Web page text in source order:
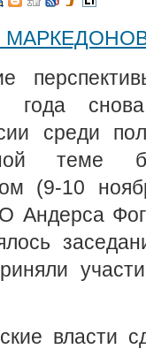
года
среди
теме
(9-10
Андерса
власти